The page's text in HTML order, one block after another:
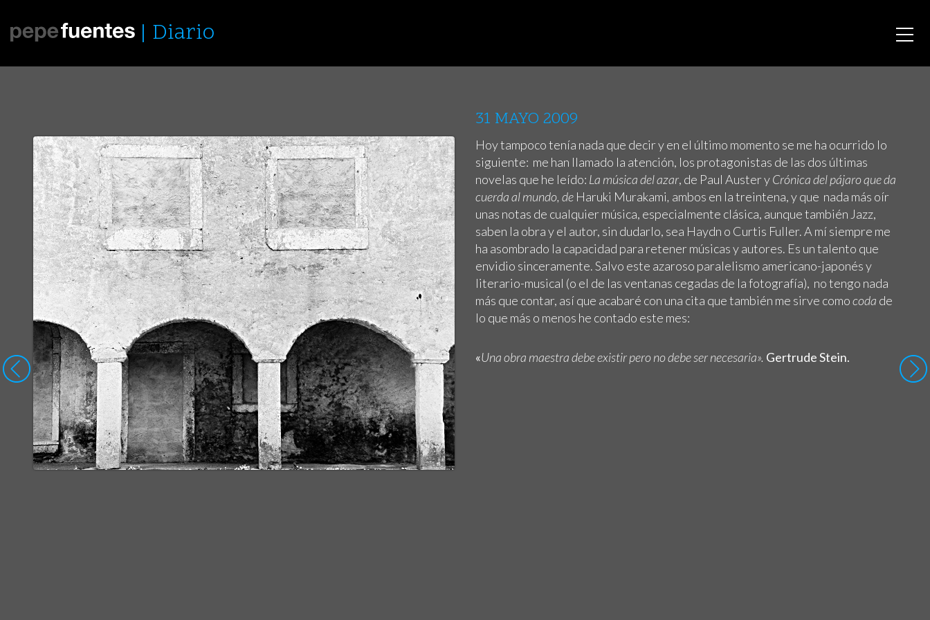
Diario
31 MAYO 2009
Hoy tampoco tenía nada que decir y en el último momento se me ha ocurrido lo
siguiente: me han llamado la atención, los protagonistas de las dos últimas
novelas que he leído: La música del azar, de Paul Auster yCrónica del pájaro que da
cuerda al mundo, de Haruki Murakami, ambos en la treintena, y que nada más oír
unas notas de cualquier música, especialmente clásica, aunque también Jazz,
saben la obra y el autor, sin dudarlo, sea Haydn o Curtis Fuller. A mí siempre me
ha asombrado la capacidad para retener músicas y autores. Es un talento que
envidio sinceramente. Salvo este azaroso paralelismo americano-japonés y
literario-musical (o el de las ventanas cegadas de la fotografía), no tengo nada
más que contar, así que acabaré con una cita que también me sirve comocoda de
lo que más o menos he contado este mes:
«Una obra maestra debe existir pero no debe ser necesaria». Gertrude Stein.